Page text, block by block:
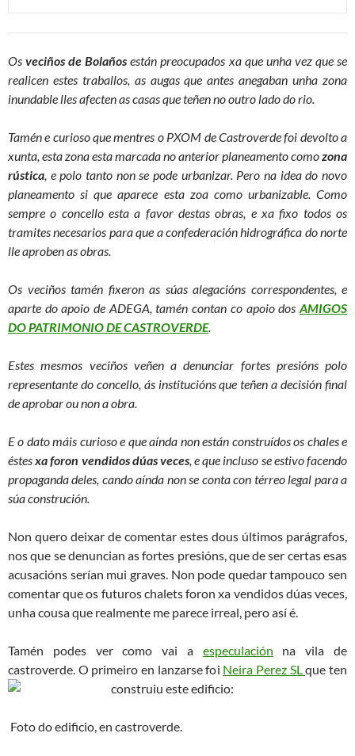
Osveciños de Bolaños están preocupados xa que unha vez que se
realicen estes traballos, as augas que antes anegaban unha zona
inundable lles afecten as casas que teñen no outro lado do rio.
Tamén e curioso que mentres o PXOM de Castroverde foi devolto a
xunta, esta zona esta marcada no anterior planeamento comozona
rústica, e polo tanto non se pode urbanizar. Pero na idea do novo
planeamento si que aparece esta zoa como urbanizable. Como
sempre o concello esta a favor destas obras, e xa fixo todos os
tramites necesarios para que a confederación hidrográfica do norte
lle aproben as obras.
Os veciños tamén fixeron as súas alegacións correspondentes, e
aparte do apoio de ADEGA, tamén contan co apoio dos AMIGOS
DO PATRIMONIO DE CASTROVERDE.
Estes mesmos veciños veñen a denunciar fortes presións polo
representante do concello, ás institucións que teñen a decisión final
de aprobar ou non a obra.
E o dato máis curioso e que aínda non están construídos os chales e
éstesxa foron vendidos dúas veces, e que incluso se estivo facendo
propaganda deles, cando aínda non se conta con térreo legal para a
súa construción.
Non quero deixar de comentar estes dous últimos parágrafos,
nos que se denuncian as fortes presións, que de ser certas esas
acusacións serían mui graves. Non pode quedar tampouco sen
comentar que os futuros chalets foron xa vendidos dúas veces,
unha cousa que realmente me parece irreal, pero así é.
Tamén podes ver como vai a especulación na vila de
castroverde. O primeiro en lanzarse foi Neira Perez SLque ten
construiu este edificio:
Foto do edificio, en castroverde.